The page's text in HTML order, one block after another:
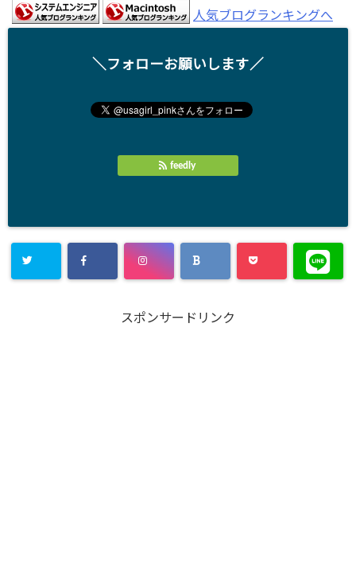
人気ブログランキングへ
＼フォローお願いします／
feedly
スポンサードリンク